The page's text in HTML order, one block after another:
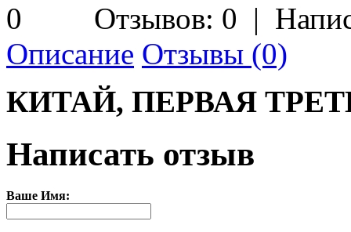
Отзывов: 0 |
Описание Отзывы (0)
КИТАЙ, ПЕРВАЯ
Написать отзыв
Ваше Имя: